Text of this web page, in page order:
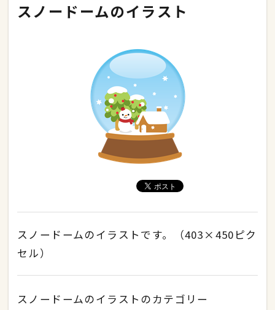
スノードームのイラスト
スノードームのイラストです。（403×450ピク
セル）
スノードームのイラストのカテゴリー